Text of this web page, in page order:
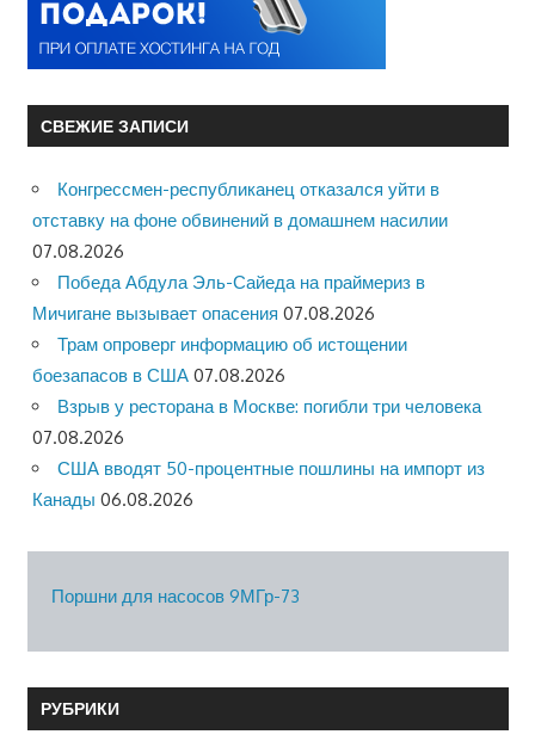
СВЕЖИЕ ЗАПИСИ
Конгрессмен-республиканец отказался уйти в
отставку на фоне обвинений в домашнем насилии
07.08.2026
Победа Абдула Эль-Сайеда на праймериз в
Мичигане вызывает опасения 07.08.2026
Трам опроверг информацию об истощении
боезапасов в США 07.08.2026
Взрыв у ресторана в Москве: погибли три человека
07.08.2026
США вводят 50-процентные пошлины на импорт из
Канады 06.08.2026
Поршни для насосов 9МГр-73
РУБРИКИ